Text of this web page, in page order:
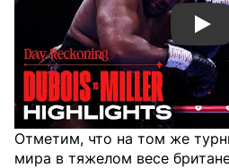
Отметим, что на том же
мира в тяжелом весе